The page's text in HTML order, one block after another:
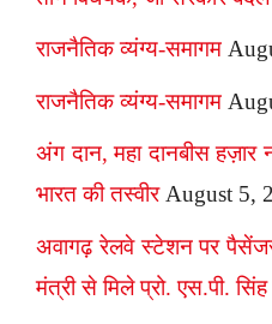
राजनैतिक व्यंग्य-समागम
राजनैतिक व्यंग्य-समागम
अंग दान, महा दानबीस हज़ार
भारत की तस्वीर August 5,
अवागढ़ रेलवे स्टेशन पर
मंत्री से मिले प्रो. एस.पी.